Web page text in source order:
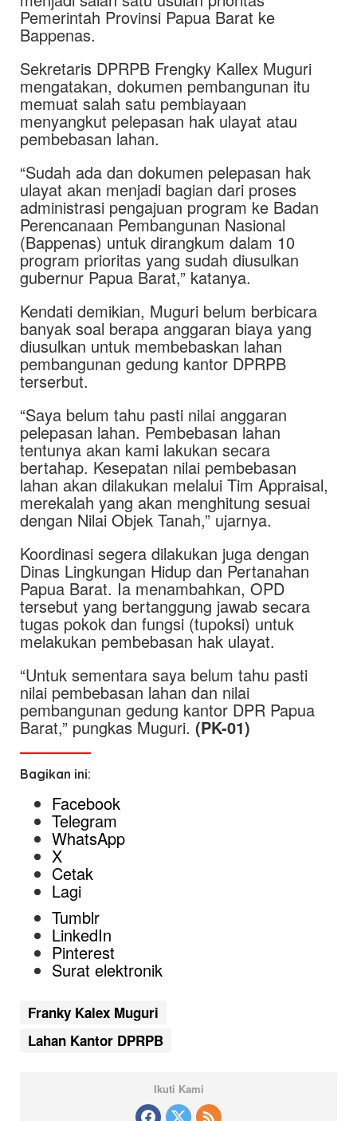
Pemerintah Provinsi Papua Barat ke
Bappenas.
Sekretaris DPRPB Frengky Kallex Muguri
mengatakan, dokumen pembangunan itu
memuat salah satu pembiayaan
menyangkut pelepasan hak ulayat atau
pembebasan lahan.
“Sudah ada dan dokumen pelepasan hak
ulayat akan menjadi bagian dari proses
administrasi pengajuan program ke Badan
Perencanaan Pembangunan Nasional
(Bappenas) untuk dirangkum dalam 10
program prioritas yang sudah diusulkan
gubernur Papua Barat,” katanya.
Kendati demikian, Muguri belum berbicara
banyak soal berapa anggaran biaya yang
diusulkan untuk membebaskan lahan
pembangunan gedung kantor DPRPB
terserbut.
“Saya belum tahu pasti nilai anggaran
pelepasan lahan. Pembebasan lahan
tentunya akan kami lakukan secara
bertahap. Kesepatan nilai pembebasan
lahan akan dilakukan melalui Tim Appraisal,
merekalah yang akan menghitung sesuai
dengan Nilai Objek Tanah,” ujarnya.
Koordinasi segera dilakukan juga dengan
Dinas Lingkungan Hidup dan Pertanahan
Papua Barat. Ia menambahkan, OPD
tersebut yang bertanggung jawab secara
tugas pokok dan fungsi (tupoksi) untuk
melakukan pembebasan hak ulayat.
“Untuk sementara saya belum tahu pasti
nilai pembebasan lahan dan nilai
pembangunan gedung kantor DPR Papua
Barat,” pungkas Muguri. (PK-01)
Bagikan ini:
Facebook
Telegram
WhatsApp
X
Cetak
Lagi
Tumblr
LinkedIn
Pinterest
Surat elektronik
Franky Kalex Muguri
Lahan Kantor DPRPB
Ikuti Kami